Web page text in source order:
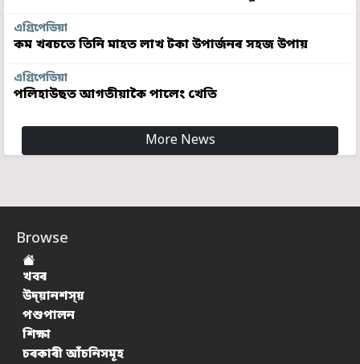
এগ্ৰিপেডিয়া
কম খৰচতে তিনি মাহত লাখ টকা উপাৰ্জনৰ সহজ উপায়
এগ্ৰিপেডিয়া
পলিহাউছত আগতীয়াকৈ পালেং খেতি
More News
Browse
খবৰ
উদ্য়ানশস্য়
পশুপালন
শিক্ষা
চৰকাৰী আঁচনিসমূহ